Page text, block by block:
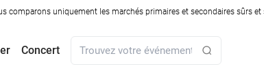
comparons uniquement les marchés primaires et secondaires sûrs
Concert